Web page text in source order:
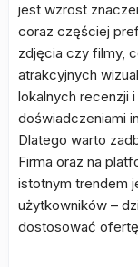
jest wzrost
coraz częściej
zdjęcia czy filmy,
atrakcyjnych
lokalnych recenzji
doświadczeniami
Dlatego warto
Firma oraz na
istotnym trendem
użytkowników –
dostosować